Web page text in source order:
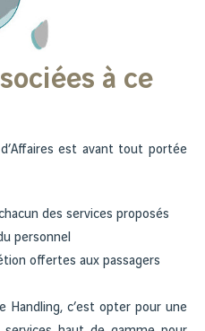
à ce
est avant tout portée
des services proposés
personnel
offertes aux passagers
Handling, c’est opter pour une